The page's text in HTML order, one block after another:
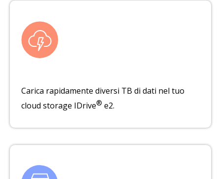
Carica rapidamente diversi TB di dati nel tuo
cloud storage IDrive® e2.